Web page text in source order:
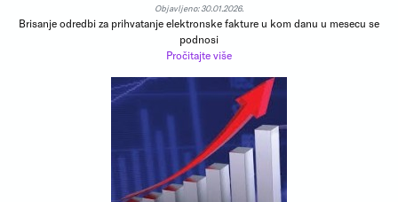
Objavljeno: 30.01.2026.
Brisanje odredbi za prihvatanje elektronske fakture u kom danu u mesecu se
podnosi
Pročitajte više